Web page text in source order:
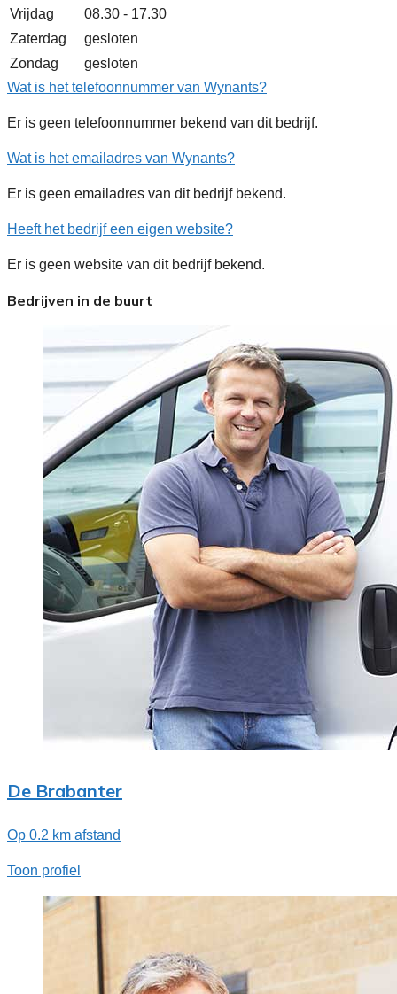
Vrijdag
08.30 - 17.30
Zaterdag
gesloten
Zondag
gesloten
Wat is het telefoonnummer van Wynants?
Er is geen telefoonnummer bekend van dit bedrijf.
Wat is het emailadres van Wynants?
Er is geen emailadres van dit bedrijf bekend.
Heeft het bedrijf een eigen website?
Er is geen website van dit bedrijf bekend.
Bedrijven in de buurt
De Brabanter
Op 0.2 km afstand
Toon profiel